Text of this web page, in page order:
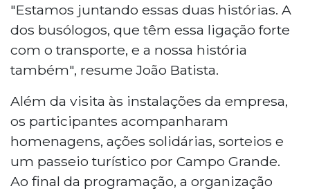
"Estamos juntando essas duas histórias. A
dos busólogos, que têm essa ligação forte
com o transporte, e a nossa história
também", resume João Batista.
Além da visita às instalações da empresa,
os participantes acompanharam
homenagens, ações solidárias, sorteios e
um passeio turístico por Campo Grande.
Ao final da programação, a organização